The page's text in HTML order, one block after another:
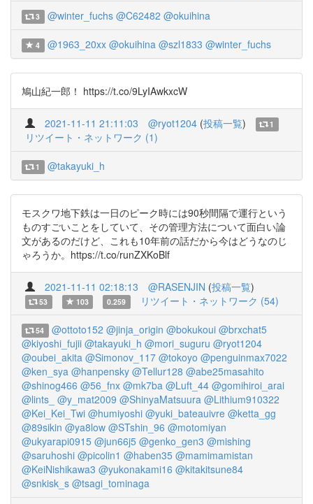
3 @winter_fuchs @C62482 @okuihina
4 @1963_20xx @okuihina @szl1833 @winter_fuchs
鳩山紀一郎！ https://t.co/9LyIAwkxcW
2021-11-11 21:11:03 @ryot1204 (投稿一覧) 1
リツイート・ネットワーク (1)
1 @takayuki_h
モスクワ地下鉄は一日のピーク時には90秒間隔で運行という
ものすごいことをしていて、その管理方法について面白い論
文があるのだけど、これも10年前の話だから今はどうなのじ
ゃろうか。https://t.co/runZXKoBlf
2021-11-11 02:18:13 @RASENJIN (投稿一覧)
53 103 0.259 リツイート・ネットワーク (54)
54 @ottoto152 @jinja_origin @bokukoui @brxchat5
@kiyoshi_fujii @takayuki_h @mori_suguru @ryot1204
@oubei_akita @Simonov_117 @tokoyo @penguinmax7022
@ken_sya @hanpensky @Tellur128 @abe25masahito
@shinog466 @56_fnx @mk7ba @Luft_44 @gomihiroi_arai
@lints_ @y_mat2009 @ShinyaMatsuura @Lithium910322
@Kei_Kei_Twi @humiyoshi @yuki_bateauivre @ketta_gg
@89sikin @ya8low @STshin_96 @motomiyan
@ukyarapi0915 @jun66j5 @genko_gen3 @mishing
@saruhoshi @picolin1 @haben35 @mamimamistan
@KeiNishikawa3 @yukonakami16 @kitakitsune84
@snkisk_s @tsagi_tominaga